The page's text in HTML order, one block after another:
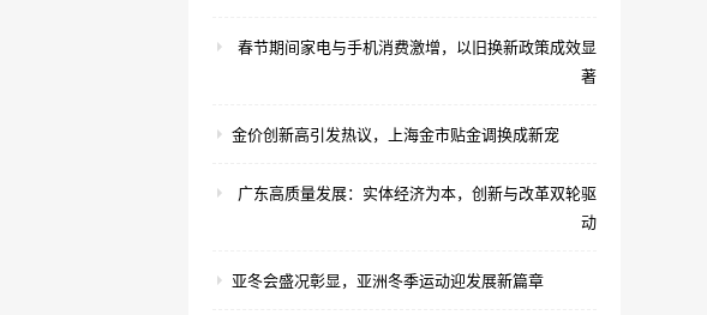
春节期间家电与手机消费激增，以旧换新政策成效显
著
金价创新高引发热议，上海金市贴金调换成新宠
广东高质量发展：实体经济为本，创新与改革双轮驱
动
亚冬会盛况彰显，亚洲冬季运动迎发展新篇章